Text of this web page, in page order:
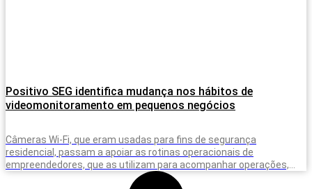
Positivo SEG identifica mudança nos hábitos de
videomonitoramento em pequenos negócios
Câmeras Wi-Fi, que eram usadas para fins de segurança
residencial, passam a apoiar as rotinas operacionais de
empreendedores, que as utilizam para acompanhar operações,